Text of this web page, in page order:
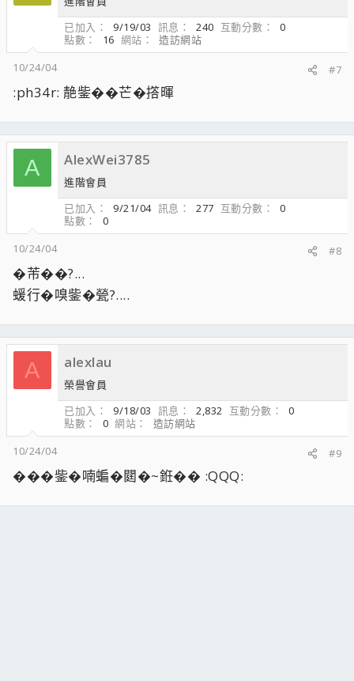
已加入
9/19/03 訊息 240 互動分數
0
點數
16 網站
造訪網站
10/24/04
#7
:ph34r: 靘鈭��芒�撘暉
A AlexWei3785
進階會員
已加入
9/21/04 訊息 277 互動分數
0
點數
0
10/24/04
#8
�芾��?...
蝯行�嗅鈭�甇?....
A alexlau
榮譽會員
已加入
9/18/03 訊息 2,832 互動分數
0
點數
0 網站
造訪網站
10/24/04
#9
���鈭�喃蝙�閮�~銋�� :QQQ: